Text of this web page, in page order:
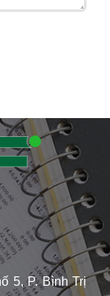
5, P. Bình Trị